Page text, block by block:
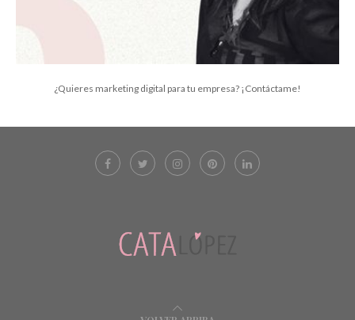
¿Quieres marketing digital para tu empresa? ¡Contáctame!